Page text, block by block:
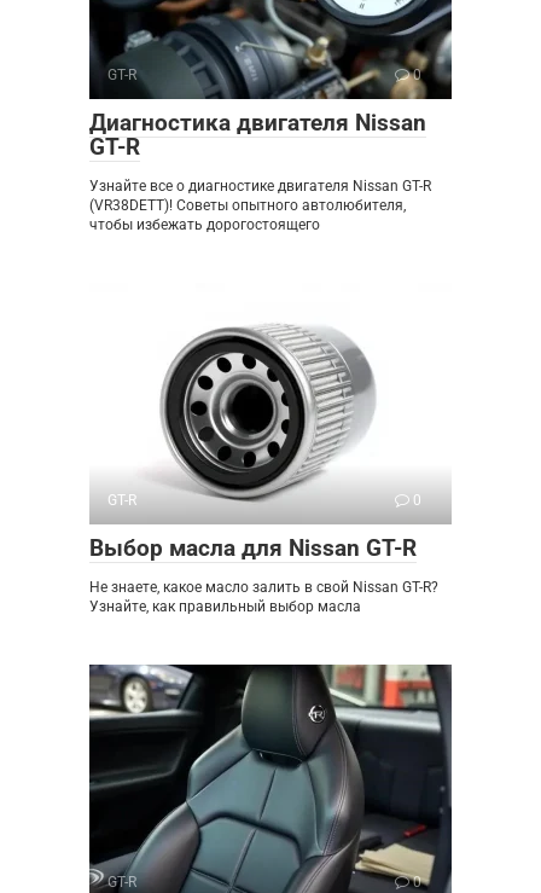
GT-R 0
Диагностика двигателя Nissan
GT-R
Узнайте все о диагностике двигателя Nissan GT-R
(VR38DETT)! Советы опытного автолюбителя,
чтобы избежать дорогостоящего
GT-R 0
Выбор масла для Nissan GT-R
Не знаете, какое масло залить в свой Nissan GT-R?
Узнайте, как правильный выбор масла
GT-R 0